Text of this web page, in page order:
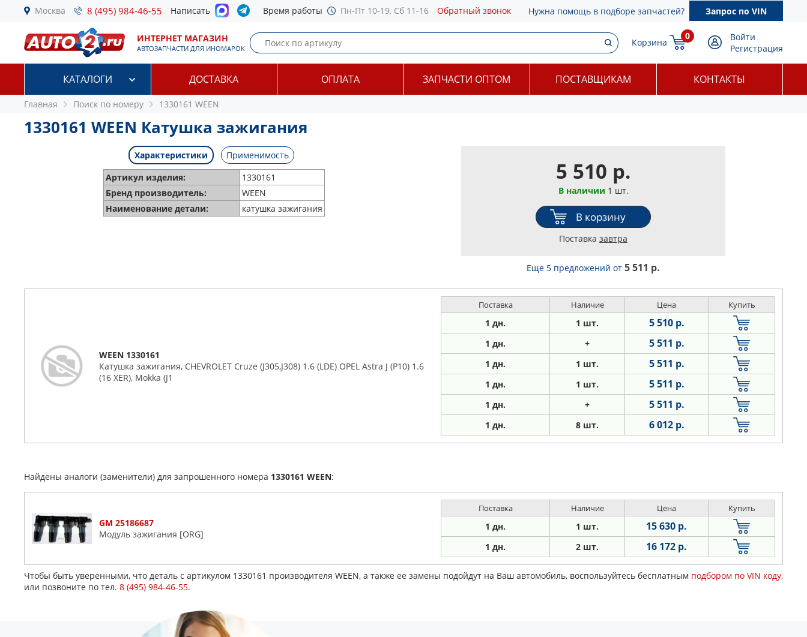
Москва 8 (495) 984-46-55 Написать Время работы Пн-Пт 10-19, Сб 11-16 Обратный звонок Нужна помощь в подборе запчастей? Запрос по VIN
ИНТЕРНЕТ МАГАЗИН
АВТОЗАПЧАСТИ ДЛЯ ИНОМАРОК
Корзина
0
Войти
Регистрация
КАТАЛОГИ ДОСТАВКА ОПЛАТА ЗАПЧАСТИ ОПТОМ ПОСТАВЩИКАМ КОНТАКТЫ
Главная Поиск по номеру 1330161 WEEN
1330161 WEEN Катушка зажигания
Характеристики
Применимость
Артикул изделия:
1330161
Бренд производитель:
WEEN
Наименование детали:
катушка зажигания
5 510 р.
В наличии 1 шт.
В корзину
Поставка завтра
Еще 5 предложений от 5 511 р.
WEEN 1330161
Катушка зажигания, CHEVROLET Cruze (J305,J308) 1.6 (LDE) OPEL Astra J (P10) 1.6
(16 XER), Mokka (J1
Поставка Наличие Цена Купить
1 дн. 1 шт. 5 510 р.
1 дн. + 5 511 р.
1 дн. 1 шт. 5 511 р.
1 дн. 1 шт. 5 511 р.
1 дн. + 5 511 р.
1 дн. 8 шт. 6 012 р.
Найдены аналоги (заменители) для запрошенного номера 1330161 WEEN:
GM 25186687
Модуль зажигания [ORG]
Поставка Наличие Цена Купить
1 дн. 1 шт. 15 630 р.
1 дн. 2 шт. 16 172 р.
Чтобы быть уверенными, что деталь с артикулом 1330161 производителя WEEN, а также ее замены подойдут на Ваш автомобиль, воспользуйтесь бесплатным подбором по VIN коду,
или позвоните по тел. 8 (495) 984-46-55.